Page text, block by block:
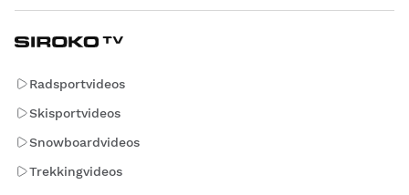
Radsportvideos
Skisportvideos
Snowboardvideos
Trekkingvideos